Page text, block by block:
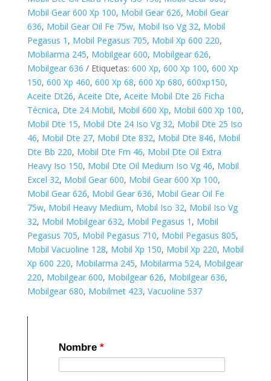
Mobil Gear 600 Xp 100, Mobil Gear 626, Mobil Gear
636, Mobil Gear Oil Fe 75w, Mobil Iso Vg 32, Mobil
Pegasus 1 , Mobil Pegasus 705, Mobil Xp 600 220,
Mobilarma 245, Mobilgear 600, Mobilgear 626,
Mobilgear 636
Etiquetas: 600 Xp, 600 Xp 100, 600 Xp
150, 600 Xp 460, 600 Xp 68, 600 Xp 680, 600xp150,
Aceite Dt26, Aceite Dte, Aceite Mobil Dte 26 Ficha
Técnica, Dte 24 Mobil, Mobil 600 Xp, Mobil 600 Xp 100,
Mobil Dte 15, Mobil Dte 24 Iso Vg 32, Mobil Dte 25 Iso
46, Mobil Dte 27, Mobil Dte 832, Mobil Dte 846, Mobil
Dte Bb 220, Mobil Dte Fm 46, Mobil Dte Oil Extra
Heavy Iso 150, Mobil Dte Oil Medium Iso Vg 46, Mobil
Excel 32, Mobil Gear 600, Mobil Gear 600 Xp 100,
Mobil Gear 626, Mobil Gear 636, Mobil Gear Oil Fe
75w, Mobil Heavy Medium, Mobil Iso 32, Mobil Iso Vg
32, Mobil Mobilgear 632, Mobil Pegasus 1 , Mobil
Pegasus 705, Mobil Pegasus 710, Mobil Pegasus 805,
Mobil Vacuoline 128, Mobil Xp 150, Mobil Xp 220, Mobil
Xp 600 220, Mobilarma 245, Mobilarma 524, Mobilgear
220, Mobilgear 600, Mobilgear 626, Mobilgear 636,
Mobilgear 680, Mobilmet 423, Vacuoline 537
Nombre *